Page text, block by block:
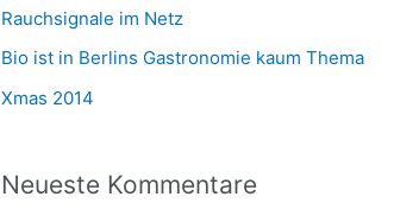
a
c
h
Rauchsignale im Netz
Bio ist in Berlins Gastronomie kaum Thema
Xmas 2014
Neueste Kommentare